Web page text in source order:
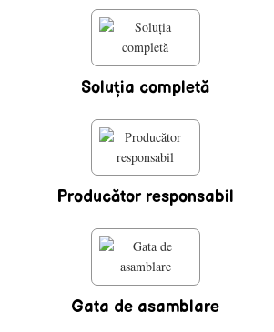
Soluţia completă
Producător responsabil
Gata de asamblare